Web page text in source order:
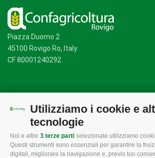
Utilizziamo i cookie e
tecnologie
Noi e altre 3 terze parti selezionate utilizziamo
Questi strumenti sono essenziali per garantire la
digitali, migliorare la navigazione e, previo tuo
Piazza Duomo 2
45100 Rovigo Ro, Italy
CF 80001240292
CONFAGRICOLTURA
ROVIGO
INFORMA